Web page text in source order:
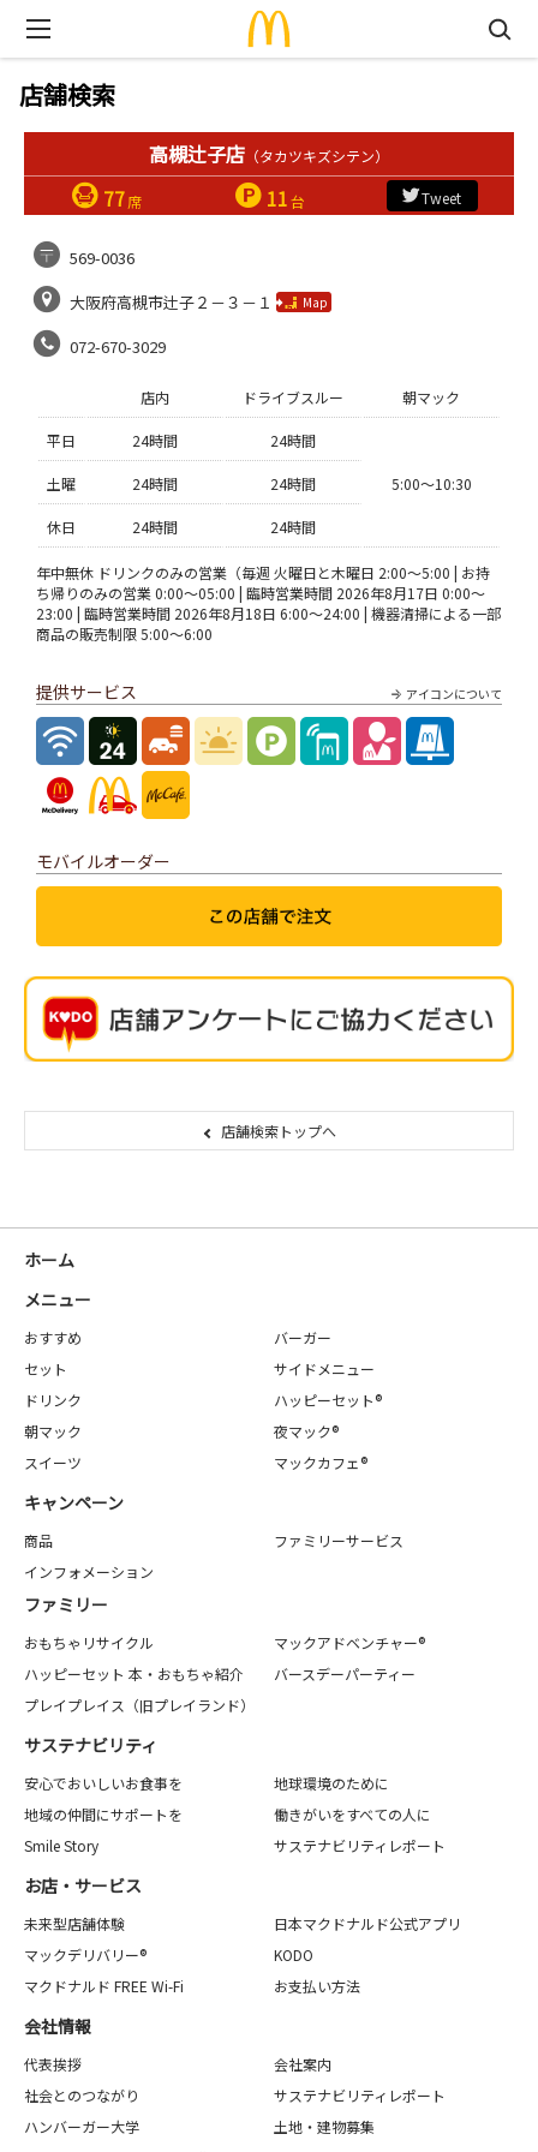
店舗検索
高槻辻子店 （タカツキズシテン）
77席 11台 Tweet
569-0036
大阪府高槻市辻子２－３－１
Map
072-670-3029
店内 ドライブスルー 朝マック
平日 24時間 24時間
5:00〜10:30
土曜 24時間 24時間
休日 24時間 24時間
年中無休 ドリンクのみの営業（毎週 火曜日と木曜日 2:00～5:00 | お持
ち帰りのみの営業 0:00～05:00 | 臨時営業時間 2026年8月17日 0:00～
23:00 | 臨時営業時間 2026年8月18日 6:00～24:00 | 機器清掃による一部
商品の販売制限 5:00～6:00
アイコンについて
提供サービス
モバイルオーダー
店舗検索トップへ
ホーム
メニュー
おすすめ
バーガー
セット
サイドメニュー
ドリンク
ハッピーセット®
朝マック
夜マック®
スイーツ
マックカフェ®
キャンペーン
商品
ファミリーサービス
インフォメーション
ファミリー
おもちゃリサイクル
マックアドベンチャー®
ハッピーセット 本・おもちゃ紹介
バースデーパーティー
プレイプレイス（旧プレイランド）
サステナビリティ
安心でおいしいお食事を
地球環境のために
地域の仲間にサポートを
働きがいをすべての人に
Smile Story
サステナビリティレポート
お店・サービス
未来型店舗体験
日本マクドナルド公式アプリ
マックデリバリー®
KODO
マクドナルド FREE Wi-Fi
お支払い方法
会社情報
代表挨拶
会社案内
社会とのつながり
サステナビリティレポート
ハンバーガー大学
土地・建物募集